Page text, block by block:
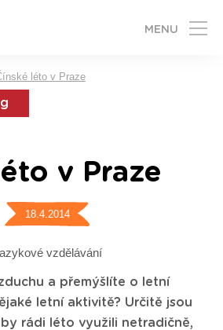
MENU
léto v Praze
v Praze
18.4.2014
vzdělávání
a přemýšlíte o letní
letní aktivitě? Určitě jsou
rádi léto využili netradičně,